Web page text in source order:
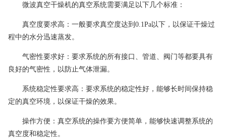
微波真空干燥机的真空系统需要满足以下几个标准：
真空度要求高：一般要求真空度达到0.1Pa以下，以保证干燥过
程中的水分迅速蒸发。
气密性要求好：要求系统的所有接口、管道、阀门等都要具有
良好的气密性，以防止气体泄漏。
系统稳定性要求高：要求系统的稳定性好，能够长时间保持稳
定的真空环境，以保证干燥的效果。
操作方便：真空系统的操作要方便简单，能够快速调整系统的
真空度和稳定性。